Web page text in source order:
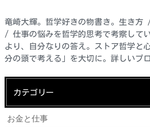
竜崎大輝。哲学好きの物書き。生き
/ 仕事の悩みを哲学的思考で考察して
より、自分なりの答え。ストア哲学と
分の頭で考える」を大切に。詳しいプ
カテゴリー
お金と仕事